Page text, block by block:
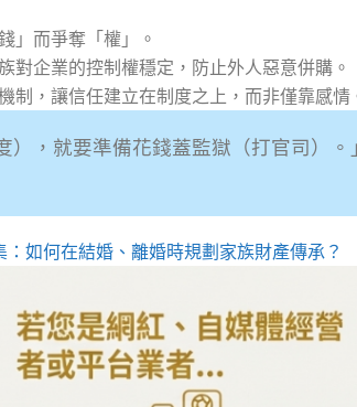
」而爭奪「權」。
對企業的控制權穩定，防止外人惡意併購。
制，讓信任建立在制度之上，而非僅靠感情
），就要準備花錢蓋監獄（打官司）
如何在結婚、離婚時規劃家族財產傳承？